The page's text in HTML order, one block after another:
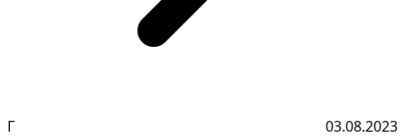
Г
03.08.2023